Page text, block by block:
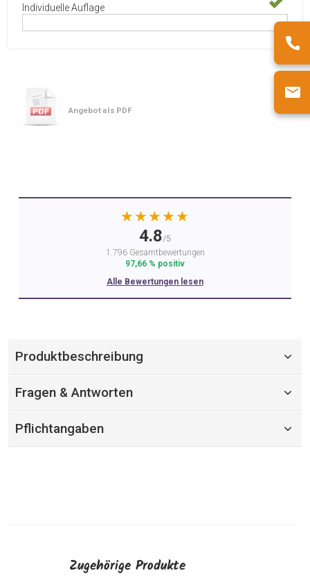
Individuelle Auflage
Angebot als PDF
★★★★★
4.8/5
1.796 Gesamtbewertungen
97,66 % positiv
Alle Bewertungen lesen
Produktbeschreibung
Fragen & Antworten
Pflichtangaben
Zugehörige Produkte